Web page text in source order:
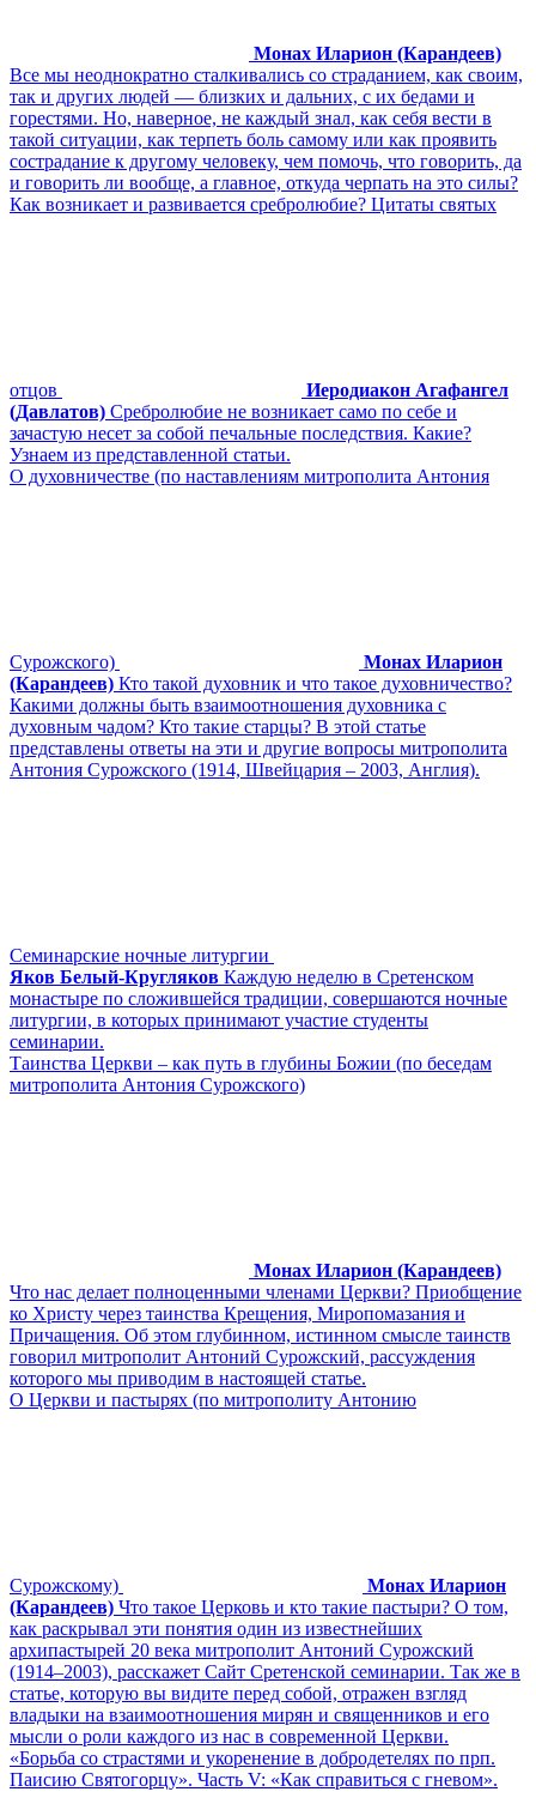
Монах Иларион (Карандеев)
Все мы неоднократно сталкивались со страданием, как своим,
так и других людей — близких и дальних, с их бедами и
горестями. Но, наверное, не каждый знал, как себя вести в
такой ситуации, как терпеть боль самому или как проявить
сострадание к другому человеку, чем помочь, что говорить, да
и говорить ли вообще, а главное, откуда черпать на это силы?
Как возникает и развивается сребролюбие? Цитаты святых
отцов
Иеродиакон Агафангел
(Давлатов) Сребролюбие не возникает само по себе и
зачастую несет за собой печальные последствия. Какие?
Узнаем из представленной статьи.
О духовничестве (по наставлениям митрополита Антония
Сурожского)
Монах Иларион
(Карандеев) Кто такой духовник и что такое духовничество?
Какими должны быть взаимоотношения духовника с
духовным чадом? Кто такие старцы? В этой статье
представлены ответы на эти и другие вопросы митрополита
Антония Сурожского (1914, Швейцария – 2003, Англия).
Семинарские ночные литургии
Яков Белый-Кругляков Каждую неделю в Сретенском
монастыре по сложившейся традиции, совершаются ночные
литургии, в которых принимают участие студенты
семинарии.
Таинства Церкви – как путь в глубины Божии (по беседам
митрополита Антония Сурожского)
Монах Иларион (Карандеев)
Что нас делает полноценными членами Церкви? Приобщение
ко Христу через таинства Крещения, Миропомазания и
Причащения. Об этом глубинном, истинном смысле таинств
говорил митрополит Антоний Сурожский, рассуждения
которого мы приводим в настоящей статье.
О Церкви и пастырях (по митрополиту Антонию
Сурожскому)
Монах Иларион
(Карандеев) Что такое Церковь и кто такие пастыри? О том,
как раскрывал эти понятия один из известнейших
архипастырей 20 века митрополит Антоний Сурожский
(1914–2003), расскажет Сайт Сретенской семинарии. Так же в
статье, которую вы видите перед собой, отражен взгляд
владыки на взаимоотношения мирян и священников и его
мысли о роли каждого из нас в современной Церкви.
«Борьба со страстями и укоренение в добродетелях по прп.
Паисию Святогорцу». Часть V: «Как справиться с гневом».